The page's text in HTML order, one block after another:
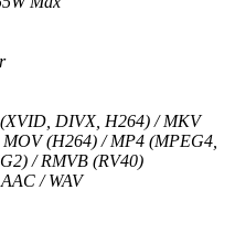
DIVX, H264) / MKV
(H264) / MP4 (MPEG4,
/ RMVB (RV40)
/ WAV